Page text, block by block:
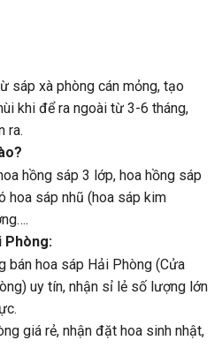
sáp xà phòng cán mỏng, tạo
khi để ra ngoài từ 3-6 tháng,
ra.
hồng sáp 3 lớp, hoa hồng sáp
hoa sáp nhũ (hoa sáp kim
Phòng:
bán hoa sáp Hải Phòng (Cửa
uy tín, nhận sỉ lẻ số lượng lớn
giá rẻ, nhận đặt hoa sinh nhật,